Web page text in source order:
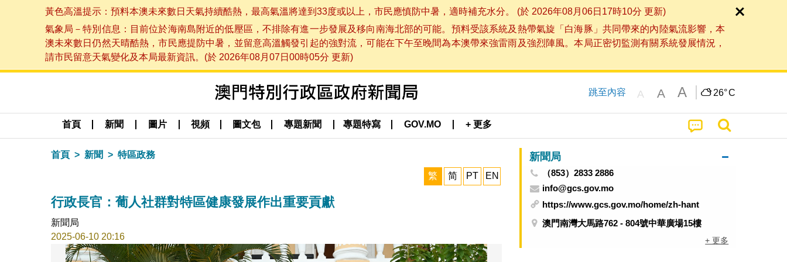
黃色高溫提示：預料本澳未來數日天氣持續酷熱，最高氣溫將達到33度或以上，市民應慎防中暑，適時補充水分。 (於 2026年08月06日17時10分 更新)
氣象局－特別信息：目前位於海南島附近的低壓區，不排除有進一步發展及移向南海北部的可能。預料受該系統及熱帶氣旋「白海豚」共同帶來的內陸氣流影響，本
澳未來數日仍然天晴酷熱，市民應提防中暑，並留意高溫觸發引起的強對流，可能在下午至晚間為本澳帶來強雷雨及強烈陣風。本局正密切監測有關系統發展情況，
請市民留意天氣變化及本局最新資訊。(於 2026年08月07日00時05分 更新)
跳至內容 A A A 26°C
首頁 新聞 圖片 視頻 圖文包 專題新聞 專題特寫 GOV.MO + 更多
首頁 新聞 特區政務
繁 简 PT EN
行政長官：葡人社群對特區健康發展作出重要貢獻
新聞局
2025-06-10 20:16
新聞局
（853）2833 2886
info@gcs.gov.mo
https://www.gcs.gov.mo/home/zh-hant
澳門南灣大馬路762 - 804號中華廣場15樓
+ 更多